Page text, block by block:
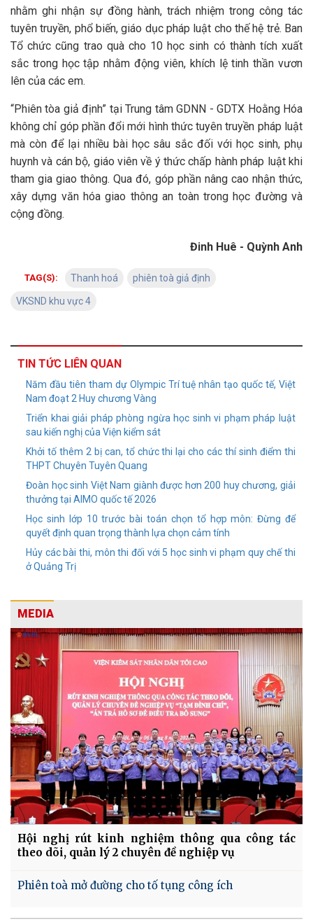
nhằm ghi nhận sự đồng hành, trách nhiệm trong công tác
tuyên truyền, phổ biến, giáo dục pháp luật cho thế hệ trẻ. Ban
Tổ chức cũng trao quà cho 10 học sinh có thành tích xuất
sắc trong học tập nhằm động viên, khích lệ tinh thần vươn
lên của các em.
“Phiên tòa giả định” tại Trung tâm GDNN - GDTX Hoằng Hóa
không chỉ góp phần đổi mới hình thức tuyên truyền pháp luật
mà còn để lại nhiều bài học sâu sắc đối với học sinh, phụ
huynh và cán bộ, giáo viên về ý thức chấp hành pháp luật khi
tham gia giao thông. Qua đó, góp phần nâng cao nhận thức,
xây dựng văn hóa giao thông an toàn trong học đường và
cộng đồng.
Đinh Huê - Quỳnh Anh
TAG(S): Thanh hoá phiên toà giả định
VKSND khu vực 4
TIN TỨC LIÊN QUAN
Năm đầu tiên tham dự Olympic Trí tuệ nhân tạo quốc tế, Việt
Nam đoạt 2 Huy chương Vàng
Triển khai giải pháp phòng ngừa học sinh vi phạm pháp luật
sau kiến nghị của Viện kiểm sát
Khởi tố thêm 2 bị can, tổ chức thi lại cho các thí sinh điểm thi
THPT Chuyên Tuyên Quang
Đoàn học sinh Việt Nam giành được hơn 200 huy chương, giải
thưởng tại AIMO quốc tế 2026
Học sinh lớp 10 trước bài toán chọn tổ hợp môn: Đừng để
quyết định quan trọng thành lựa chọn cảm tính
Hủy các bài thi, môn thi đối với 5 học sinh vi phạm quy chế thi
ở Quảng Trị
MEDIA
Hội nghị rút kinh nghiệm thông qua công tác
theo dõi, quản lý 2 chuyên đề nghiệp vụ
Phiên toà mở đường cho tố tụng công ích